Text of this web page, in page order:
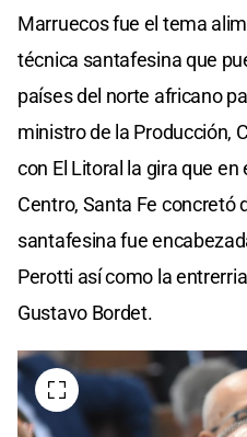
Marruecos fue el tema
técnica santafesina que
países del norte africano
ministro de la Producción,
con El Litoral la gira que en
Centro, Santa Fe concretó
santafesina fue
Perotti así como la
Gustavo Bordet.